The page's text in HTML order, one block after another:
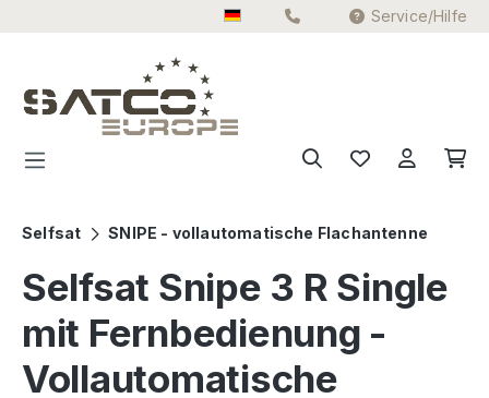
Zum Hauptinhalt springen Service/Hilfe
Selfsat SNIPE - vollautomatische Flachantenne
Selfsat Snipe 3 R Single
mit Fernbedienung -
Vollautomatische